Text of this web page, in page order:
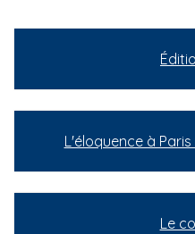
L'éloquence à
Le